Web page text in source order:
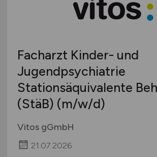
Facharzt Kinder- und
Jugendpsychiatrie
Stationsäquivalente
(StäB) (m/w/d)
Vitos gGmbH
21.07.2026